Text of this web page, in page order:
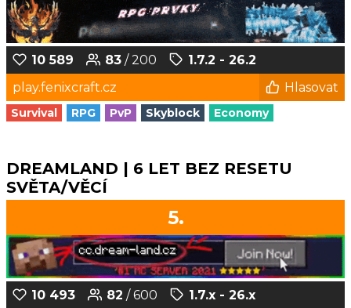
10 589 83 / 200
1.7.2 - 26.2
play.fenixcraft.cz
Hlasovat
Survival RPG PvP Skyblock Economy
DREAMLAND | 6 LET BEZ RESETU
SVĚTA/VĚCÍ
5.
10 493 82 / 600
1.7.x - 26.x